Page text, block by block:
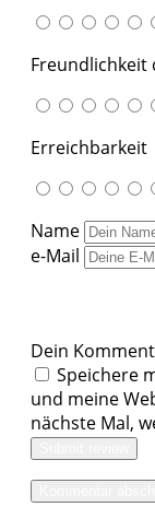
Freundlichkeit
Erreichbarkeit
Name
e-Mail
Dein
Speichere
und meine
nächste Mal,